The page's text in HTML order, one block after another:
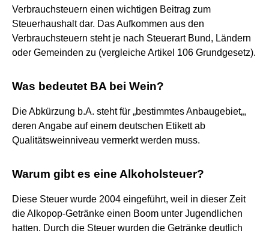
Verbrauchsteuern einen wichtigen Beitrag zum
Steuerhaushalt dar. Das Aufkommen aus den
Verbrauchsteuern steht je nach Steuerart Bund, Ländern
oder Gemeinden zu (vergleiche Artikel 106 Grundgesetz).
Was bedeutet BA bei Wein?
Die Abkürzung b.A. steht für „bestimmtes Anbaugebiet„,
deren Angabe auf einem deutschen Etikett ab
Qualitätsweinniveau vermerkt werden muss.
Warum gibt es eine Alkoholsteuer?
Diese Steuer wurde 2004 eingeführt, weil in dieser Zeit
die Alkopop-Getränke einen Boom unter Jugendlichen
hatten. Durch die Steuer wurden die Getränke deutlich